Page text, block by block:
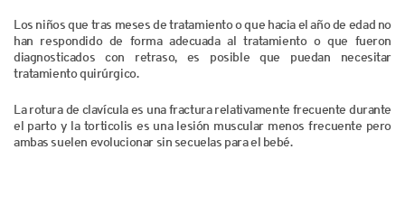
Los niños que tras meses de tratamiento o que hacia el año de edad no
han respondido de forma adecuada al tratamiento o que fueron
diagnosticados con retraso, es posible que puedan necesitar
tratamiento quirúrgico.
La rotura de clavícula es una fractura relativamente frecuente durante
el parto y la torticolis es una lesión muscular menos frecuente pero
ambas suelen evolucionar sin secuelas para el bebé.